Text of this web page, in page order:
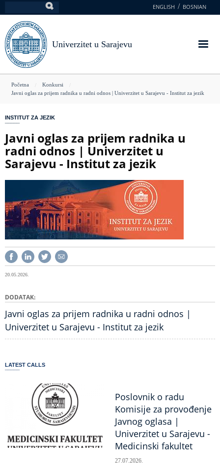
na
glavni
sadržaj
ENGLISH BOSNIAN
Univerzitet u Sarajevu
You
here
Početna
Konkursi
Javni oglas za prijem radnika u radni odnos | Univerzitet u Sarajevu - Institut za jezik
INSTITUT ZA JEZIK
Javni oglas za prijem radnika u
radni odnos | Univerzitet u
Sarajevu - Institut za jezik
20.05.2026.
DODATAK
Javni oglas za prijem radnika u radni odnos |
Univerzitet u Sarajevu - Institut za jezik
LATEST CALLS
Poslovnik o radu
Komisije za provođenje
Javnog oglasa |
Univerzitet u Sarajevu -
Medicinski fakultet
27.07.2026.